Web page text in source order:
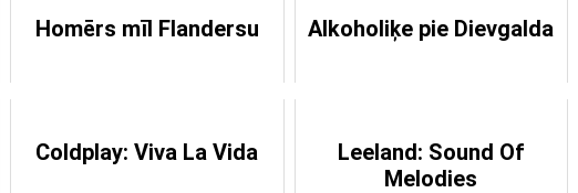
Homērs mīl Flandersu Alkoholiķe pie Dievgalda
Coldplay: Viva La Vida
Leeland: Sound Of
Melodies